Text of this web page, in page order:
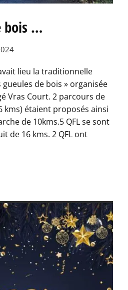
bois …
lieu la traditionnelle
de bois » organisée
Vras Court. 2 parcours de
kms) étaient proposés ainsi
de 10kms.5 QFL se sont
de 16 kms. 2 QFL ont